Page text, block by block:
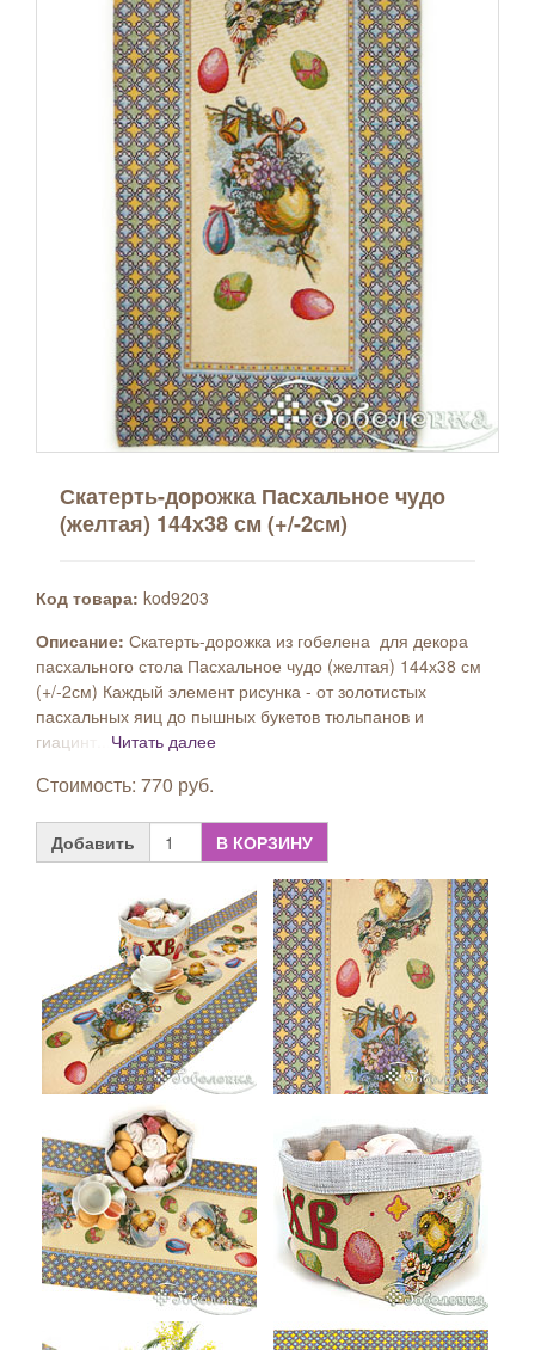
Скатерть-дорожка Пасхальное чудо
(желтая) 144х38 см (+/-2см)
Код товара: kod9203
Описание: Скатерть-дорожка из гобелена для декора
пасхального стола Пасхальное чудо (желтая) 144х38 см
(+/-2см) Каждый элемент рисунка - от золотистых
пасхальных яиц до пышных букетов тюльпанов и
гиацинт... Читать далее
Стоимость: 770 руб.
Добавить В КОРЗИНУ